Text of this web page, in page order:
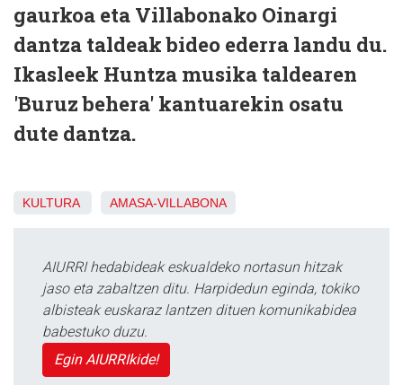
gaurkoa eta Villabonako Oinargi
dantza taldeak bideo ederra landu du.
Ikasleek Huntza musika taldearen
'Buruz behera' kantuarekin osatu
dute dantza.
KULTURA AMASA-VILLABONA
AIURRI hedabideak eskualdeko nortasun hitzak
jaso eta zabaltzen ditu. Harpidedun eginda, tokiko
albisteak euskaraz lantzen dituen komunikabidea
babestuko duzu.
Egin AIURRIkide!